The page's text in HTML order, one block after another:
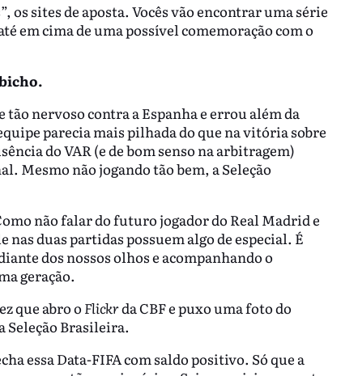
os sites de aposta. Vocês vão encontrar uma série
em cima de uma possível comemoração com o
nervoso contra a Espanha e errou além da
parecia mais pilhada do que na vitória sobre
do VAR (e de bom senso na arbitragem)
Mesmo não jogando tão bem, a Seleção
não falar do futuro jogador do Real Madrid e
duas partidas possuem algo de especial. É
dos nossos olhos e acompanhando o
geração.
que abro o Flickrda CBF e puxo uma foto do
Seleção Brasileira.
essa Data-FIFA com saldo positivo. Só que a